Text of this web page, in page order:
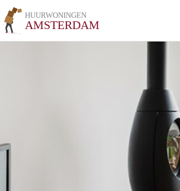
HUURWONINGEN
AMSTERDAM